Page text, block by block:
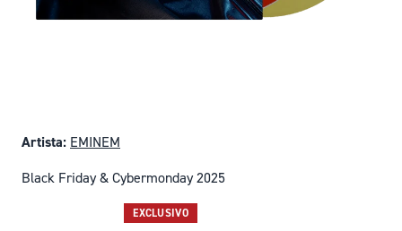
Artista: EMINEM
Black Friday & Cybermonday 2025
EXCLUSIVO